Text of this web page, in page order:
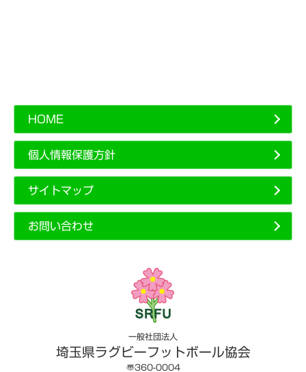
HOME
個人情報保護方針
サイトマップ
お問い合わせ
一般社団法人
埼玉県ラグビーフットボール協会
〠360-0004